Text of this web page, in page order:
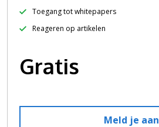
Toegang tot whitepapers
Reageren op artikelen
Gratis
Meld je aan